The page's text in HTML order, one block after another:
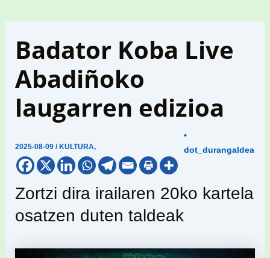
Badator Koba Live
Abadiñoko
laugarren edizioa
2025-08-09/ KULTURA,
•
dot_durangaldea
Zortzi dira irailaren 20ko kartela
osatzen duten taldeak